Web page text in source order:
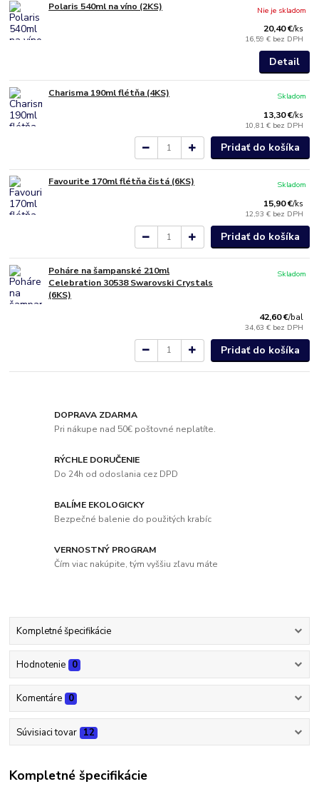
Polaris 540ml na víno (2KS)
20,40 €/ks
16,59 € bez DPH
Nie je skladom
Detail
Charisma 190ml flétňa (4KS)
13,30 €/ks
10,81 € bez DPH
Skladom
Pridať do košíka
Favourite 170ml flétňa čistá (6KS)
15,90 €/ks
12,93 € bez DPH
Skladom
Pridať do košíka
Poháre na šampanské 210ml
Celebration 30538 Swarovski Crystals
(6KS)
42,60 €/bal
34,63 € bez DPH
Skladom
Pridať do košíka
DOPRAVA ZDARMA
Pri nákupe nad 50€ poštovné neplatíte.
RÝCHLE DORUČENIE
Do 24h od odoslania cez DPD
BALÍME EKOLOGICKY
Bezpečné balenie do použitých krabíc
VERNOSTNÝ PROGRAM
Čím viac nakúpite, tým vyššiu zľavu máte
Kompletné špecifikácie
Hodnotenie 0
Komentáre 0
Súvisiaci tovar 12
Kompletné špecifikácie